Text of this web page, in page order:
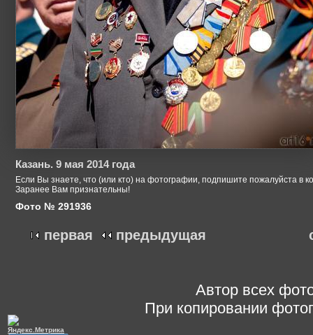
Казань. 9 мая 2014 года
Если Вы знаете, что (или кто) на фотографии, подпишите пожалуйста в
Заранее Вам признательны!
Фото № 291936
первая предыдущая
Автор всех
При копировании